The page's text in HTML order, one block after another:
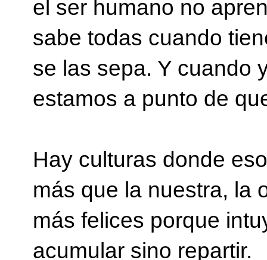
el ser humano no
sabe todas cuando
se las sepa. Y cuando
estamos a punto de
Hay culturas donde
más que la nuestra, la
más felices porque
acumular sino repartir.